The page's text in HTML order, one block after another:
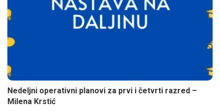
Nedeljni operativni planovi za prvi i četvrti razred –
Milena Krstić